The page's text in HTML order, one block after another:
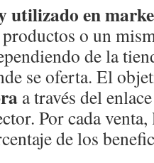
utilizado en
o un
de la
se oferta. El
a través del
Por cada
de los